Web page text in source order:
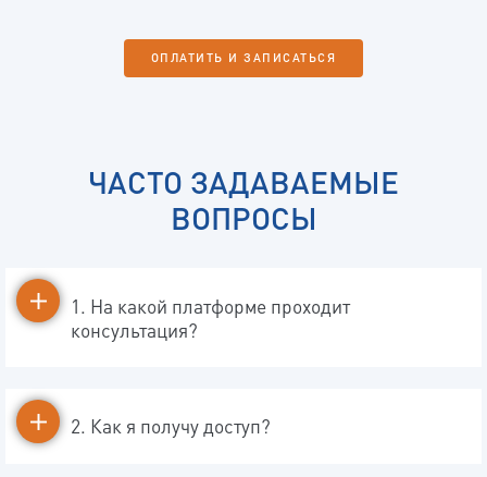
ОПЛАТИТЬ И ЗАПИСАТЬСЯ
ЧАСТО ЗАДАВАЕМЫЕ
ВОПРОСЫ
1. На какой платформе проходит
консультация?
2. Как я получу доступ?